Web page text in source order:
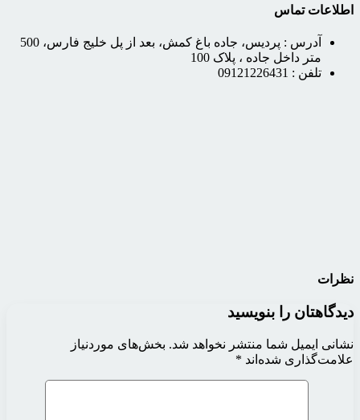
اطلاعات تماس
آدرس :
پردیس، جاده باغ کمش، بعد از پل خلیج فارس، 500
متر داخل جاده ، پلاک 100
تلفن : 09121226431
نظرات
دیدگاهتان را بنویسید
نشانی ایمیل شما منتشر نخواهد شد. بخش‌های موردنیاز
علامت‌گذاری شده‌اند *